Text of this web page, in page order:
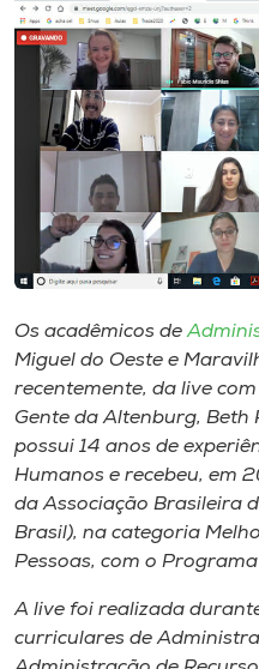
Editora
Rádio
Museu
Unoesc
Selecione
A+
A-
Os acadêmicos de
Miguel do Oeste e
recentemente, da live
Gente da Altenburg, Beth
possui 14 anos de
Humanos e recebeu, em
da Associação Brasileira
Brasil), na categoria
Pessoas, com o
A live foi realizada
curriculares de